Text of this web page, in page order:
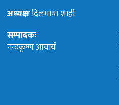
अध्यक्षःदिलमाया शाही
सम्पादकः
नन्दकृष्ण आचार्य